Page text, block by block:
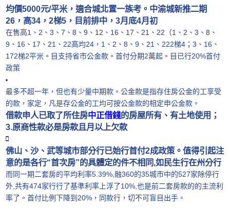
均價5000元/平米，適合城北置一族考。中渝城新推二期
26，高34，2梯5，目前排中，3月底4月初
在售高1、2、3、7、8、9、12、16、17、21、22（1、2、3、8、
9、16、17、21、22高均24，1、2、8、9、21、222梯4；3、16、
172梯2平米。目支持省市公金款。首付分期2萬起。目已行20%首付
政策
最多不超一年，但也有少量中期款。公金款是指存住房公金的工享受
的款，家定，凡是存公金的工均可按公金款的相定申公金款。
借款申人已取了所住房中正借錢的房屋所有、有土地使用；
3.原商性款必是房款且月以上欠款
佛山、沙、武等城市部分行已始行首付2成政策。值得引起注
意的是各行“首次房”的具體定的件不相同,如民生行在州分行
而同一期二套房的平均利率5.39%,融360的35城市中的527家除停行
外,共有474家行行了基準利率上浮了10%,也是前二套房款的的主流利
率了。首付比例下降到20%，同款行，切不可盲目出手。